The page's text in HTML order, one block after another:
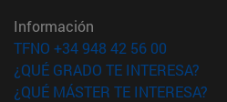
Información
TFNO +34 948 42 56 00
¿QUÉ GRADO TE INTERESA?
¿QUÉ MÁSTER TE INTERESA?